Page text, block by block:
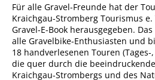
ERLEBEN
Für alle Gravel-Freunde hat der
Kraichgau-Stromberg Tourismus e.
Gravel-E-Book herausgegeben.
alle Gravelbike-Enthusiasten und
18 handverlesenen Touren
die quer durch die
Kraichgau-Strombergs und des